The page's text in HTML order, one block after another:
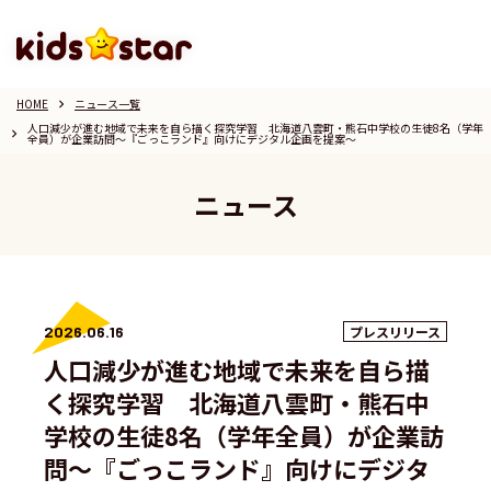
HOME keyboard_arrow_right ニュース一覧
keyboard_arrow_right 人口減少が進む地域で未来を自ら描く探究学習 北海道八雲町・熊石中学校の生徒8名（学年
全員）が企業訪問〜『ごっこランド』向けにデジタル企画を提案〜
ニュース
2026.06.16 プレスリリース
人口減少が進む地域で未来を自ら描
く探究学習 北海道八雲町・熊石中
学校の生徒8名（学年全員）が企業訪
問〜『ごっこランド』向けにデジタ